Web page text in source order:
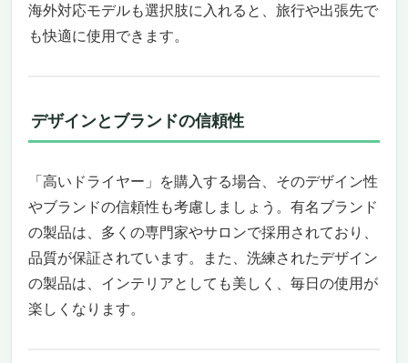
投資する価値のあるドライヤー
【バイオプログラミング】レプロナイザー 7D
革新的なバイオプログラミング技術で髪質改
善
ユーザーフレンドリーなデザインと機能性
海外対応モデルも選択肢に入れると、旅行や出張先で
も快適に使用できます。
デザインとブランドの信頼性
「高いドライヤー」を購入する場合、そのデザイン性
やブランドの信頼性も考慮しましょう。有名ブランド
の製品は、多くの専門家やサロンで採用されており、
品質が保証されています。また、洗練されたデザイン
の製品は、インテリアとしても美しく、毎日の使用が
楽しくなります。